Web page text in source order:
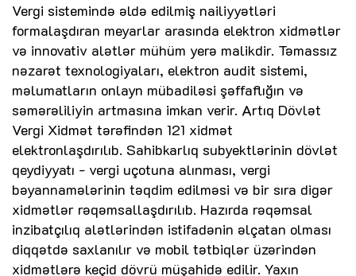
Vergi sistemində əldə edilmiş nailiyyətləri
formalaşdıran meyarlar arasında elektron xidmətlər
və innovativ alətlər mühüm yerə malikdir. Təmassız
nəzarət texnologiyaları, elektron audit sistemi,
məlumatların onlayn mübadiləsi şəffaflığın və
səmərəliliyin artmasına imkan verir. Artıq Dövlət
Vergi Xidmət tərəfindən 121 xidmət
elektronlaşdırılıb. Sahibkarlıq subyektlərinin dövlət
qeydiyyatı - vergi uçotuna alınması, vergi
bəyannamələrinin təqdim edilməsi və bir sıra digər
xidmətlər rəqəmsallaşdırılıb. Hazırda rəqəmsal
inzibatçılıq alətlərindən istifadənin əlçatan olması
diqqətdə saxlanılır və mobil tətbiqlər üzərindən
xidmətlərə keçid dövrü müşahidə edilir. Yaxın